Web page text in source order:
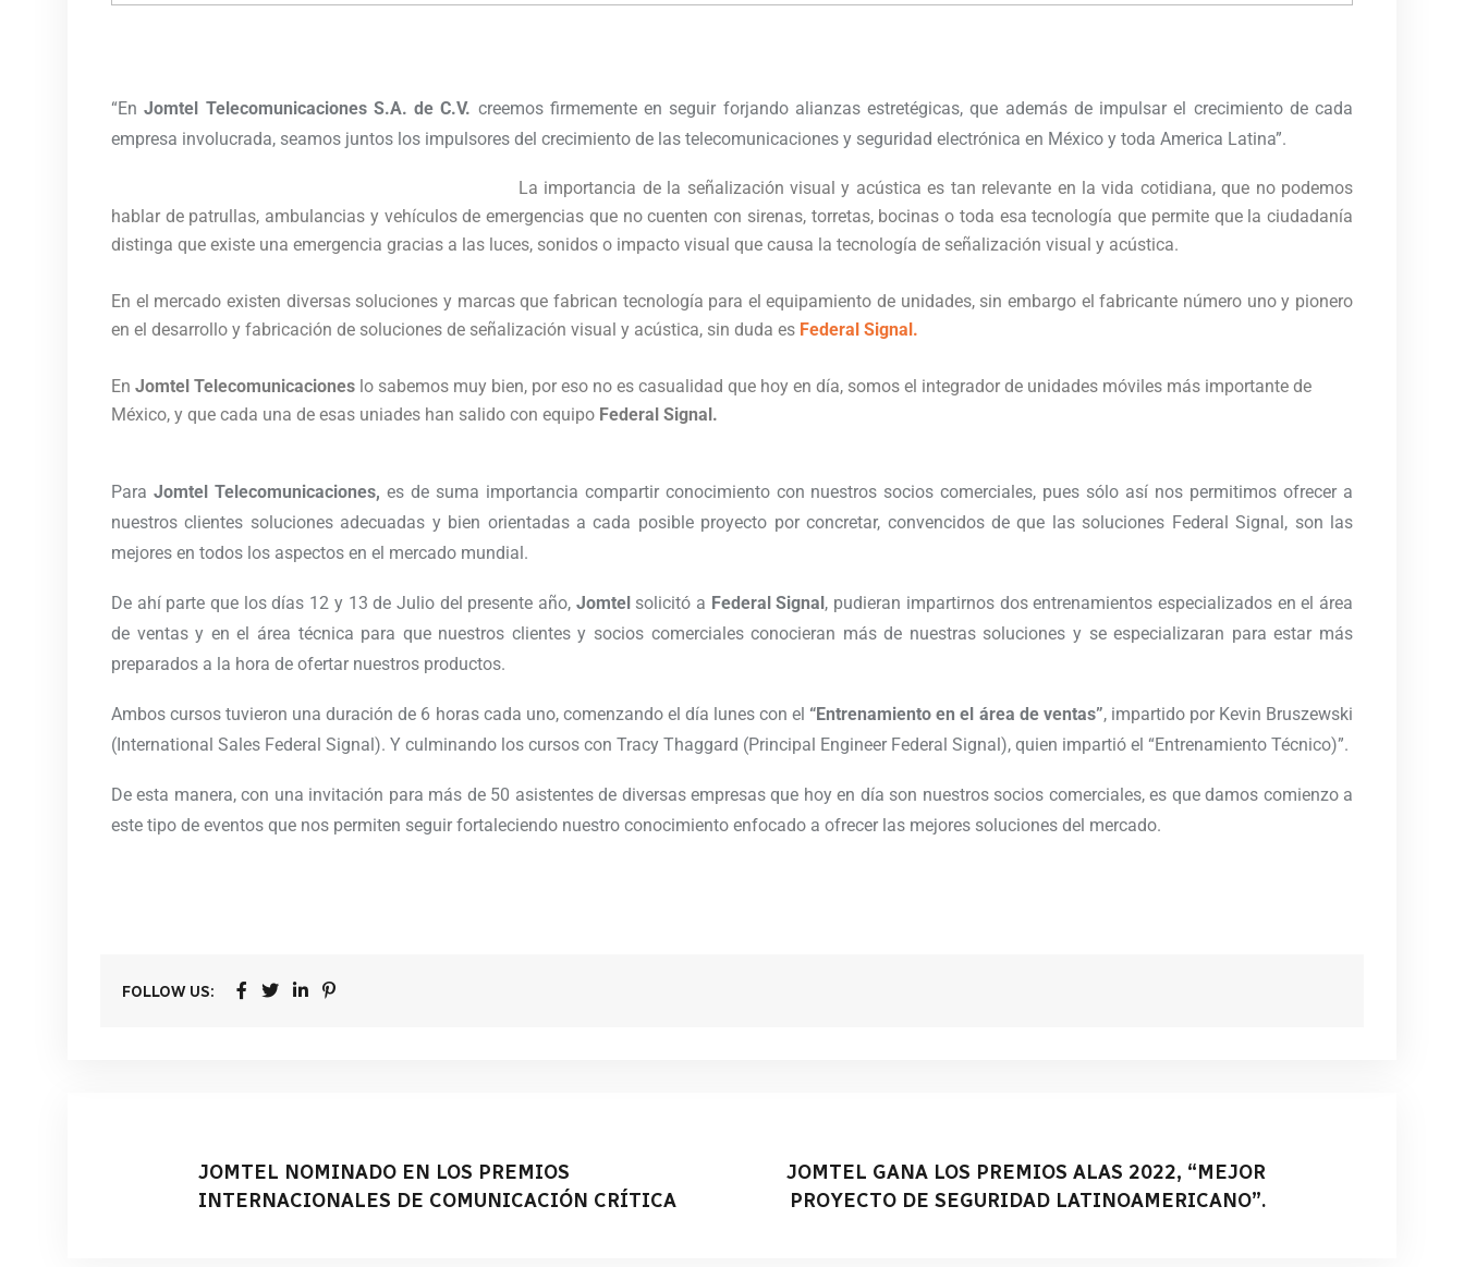
“EnJomtel Telecomunicaciones S.A. de C.V. creemos firmemente en seguir forjando alianzas estretégicas, que además de impulsar el crecimiento de cada
empresa involucrada, seamos juntos los impulsores del crecimiento de las telecomunicaciones y seguridad electrónica en México y toda America Latina”.
La importancia de la señalización visual y acústica es tan relevante en la vida cotidiana, que no podemos
hablar de patrullas, ambulancias y vehículos de emergencias que no cuenten con sirenas, torretas, bocinas o toda esa tecnología que permite que la ciudadanía
distinga que existe una emergencia gracias a las luces, sonidos o impacto visual que causa la tecnología de señalización visual y acústica.
En el mercado existen diversas soluciones y marcas que fabrican tecnología para el equipamiento de unidades, sin embargo el fabricante número uno y pionero
en el desarrollo y fabricación de soluciones de señalización visual y acústica, sin duda es Federal Signal.
En Jomtel Telecomunicaciones lo sabemos muy bien, por eso no es casualidad que hoy en día, somos el integrador de unidades móviles más importante de
México, y que cada una de esas uniades han salido con equipo Federal Signal.
Para Jomtel Telecomunicaciones, es de suma importancia compartir conocimiento con nuestros socios comerciales, pues sólo así nos permitimos ofrecer a
nuestros clientes soluciones adecuadas y bien orientadas a cada posible proyecto por concretar, convencidos de que las soluciones Federal Signal, son las
mejores en todos los aspectos en el mercado mundial.
De ahí parte que los días 12 y 13 de Julio del presente año, Jomtelsolicitó a Federal Signal, pudieran impartirnos dos entrenamientos especializados en el área
de ventas y en el área técnica para que nuestros clientes y socios comerciales conocieran más de nuestras soluciones y se especializaran para estar más
preparados a la hora de ofertar nuestros productos.
Ambos cursos tuvieron una duración de 6 horas cada uno, comenzando el día lunes con el “Entrenamiento en el área de ventas”, impartido por Kevin Bruszewski
(International Sales Federal Signal). Y culminando los cursos con Tracy Thaggard (Principal Engineer Federal Signal), quien impartió el “Entrenamiento Técnico)”.
De esta manera, con una invitación para más de 50 asistentes de diversas empresas que hoy en día son nuestros socios comerciales, es que damos comienzo a
este tipo de eventos que nos permiten seguir fortaleciendo nuestro conocimiento enfocado a ofrecer las mejores soluciones del mercado.
FOLLOW US:
JOMTEL NOMINADO EN LOS PREMIOS
INTERNACIONALES DE COMUNICACIÓN CRÍTICA
JOMTEL GANA LOS PREMIOS ALAS 2022, “MEJOR
PROYECTO DE SEGURIDAD LATINOAMERICANO”.